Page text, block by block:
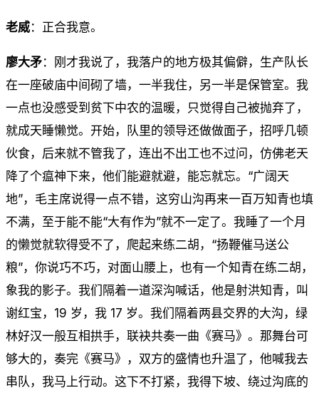
老威：正合我意。
廖大矛：刚才我说了，我落户的地方极其偏僻，生产队长
在一座破庙中间砌了墙，一半我住，另一半是保管室。我
一点也没感受到贫下中农的温暖，只觉得自己被抛弃了，
就成天睡懒觉。开始，队里的领导还做做面子，招呼几顿
伙食，后来就不管我了，连出不出工也不过问，仿佛老天
降了个瘟神下来，他们能避就避，能忘就忘。“广阔天
地”，毛主席说得一点不错，这穷山沟再来一百万知青也填
不满，至于能不能“大有作为”就不一定了。我睡了一个月
的懒觉就软得受不了，爬起来练二胡，“扬鞭催马送公
粮”，你说巧不巧，对面山腰上，也有一个知青在练二胡，
象我的影子。我们隔着一道深沟喊话，他是射洪知青，叫
谢红宝，19 岁，我 17 岁。我们隔着两县交界的大沟，绿
林好汉一般互相拱手，联袂共奏一曲《赛马》。那舞台可
够大的，奏完《赛马》，双方的盛情也升温了，他喊我去
串队，我马上行动。这下不打紧，我得下坡、绕过沟底的